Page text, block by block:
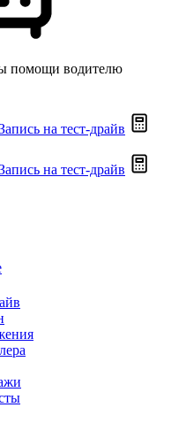
помощи водителю
на тест-драйв
на тест-драйв